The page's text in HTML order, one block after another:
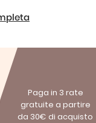
Paga in 3 rate
gratuite a partire
da 30€ di acquisto